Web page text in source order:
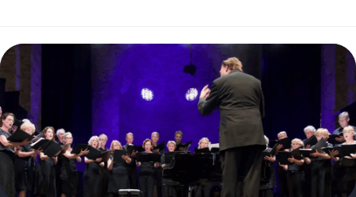
Protected by WP Anti-Hacker